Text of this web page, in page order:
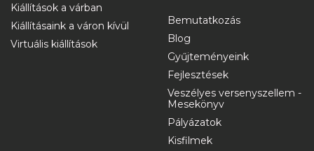
Kiállítások a várban
Kiállításaink a váron kívül
Virtuális kiállítások
Bemutatkozás
Blog
Gyűjteményeink
Fejlesztések
Veszélyes versenyszellem -
Mesekönyv
Pályázatok
Kisfilmek